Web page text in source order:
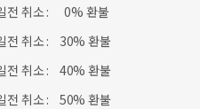
전 취소 : 0% 환불
전 취소 : 30% 환불
전 취소 : 40% 환불
전 취소 : 50% 환불